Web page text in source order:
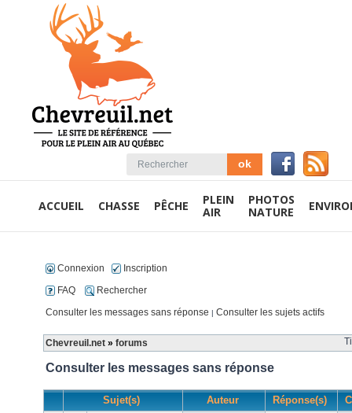
ACCUEIL CHASSE PÊCHE
PLEIN
AIR
PHOTOS
NATURE
Connexion
Inscription
FAQ
Rechercher
Consulter les messages sans réponse | Consulter les sujets actifs
Chevreuil.net » forums
Consulter les messages sans réponse
Sujet(s) Auteur Réponse(s)